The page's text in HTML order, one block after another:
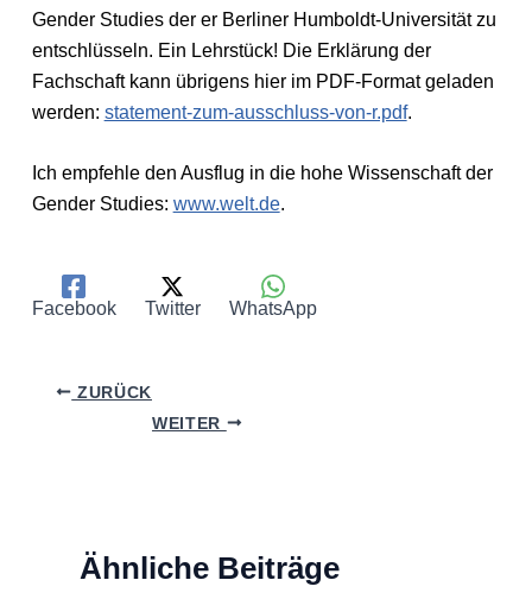
Gender Studies der er Berliner Humboldt-Universität zu
entschlüsseln. Ein Lehrstück! Die Erklärung der
Fachschaft kann übrigens hier im PDF-Format geladen
werden: statement-zum-ausschluss-von-r.pdf.
Ich empfehle den Ausflug in die hohe Wissenschaft der
Gender Studies: www.welt.de.
Facebook Twitter WhatsApp
ZURÜCK
WEITER
Ähnliche Beiträge